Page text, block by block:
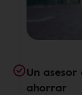
Un
ahorrar